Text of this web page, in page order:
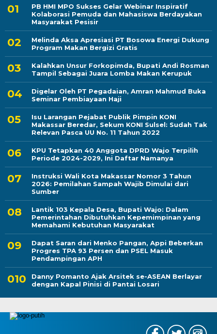
PB HMI MPO Sukses Gelar Webinar Inspiratif
Kolaborasi Pemuda dan Mahasiswa Berdayakan
Masyarakat Pesisir
Melinda Aksa Apresiasi PT Bosowa Energi Dukung
Program Makan Bergizi Gratis
Kalahkan Unsur Forkopimda, Bupati Andi Rosman
Tampil Sebagai Juara Lomba Makan Kerupuk
Digelar Oleh PT Pegadaian, Amran Mahmud Buka
Seminar Pembiayaan Haji
Isu Larangan Pejabat Publik Pimpin KONI
Makassar Beredar, Sekum KONI Sulsel: Sudah Tak
Relevan Pasca UU No. 11 Tahun 2022
KPU Tetapkan 40 Anggota DPRD Wajo Terpilih
Periode 2024-2029, Ini Daftar Namanya
Instruksi Wali Kota Makassar Nomor 3 Tahun
2026: Pemilahan Sampah Wajib Dimulai dari
Sumber
Lantik 103 Kepala Desa, Bupati Wajo: Dalam
Pemerintahan Dibutuhkan Kepemimpinan yang
Memahami Kebutuhan Masyarakat
Dapat Saran dari Menko Pangan, Appi Beberkan
Progres TPA 93 Persen dan PSEL Masuk
Pendampingan APH
Danny Pomanto Ajak Arsitek se-ASEAN Berlayar
dengan Kapal Pinisi di Pantai Losari